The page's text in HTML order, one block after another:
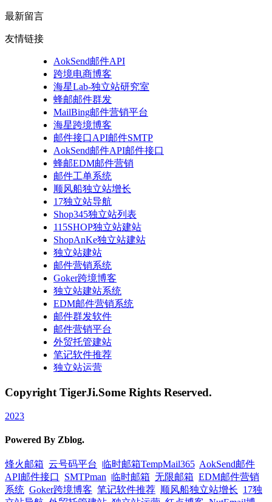
最新留言
友情链接
AokSend邮件API
跨境电商博客
海星Lab-独立站研究室
蜂邮邮件群发
MailBing邮件营销平台
海星跨境博客
邮件接口API邮件SMTP
AokSend邮件API邮件接口
蜂邮EDM邮件营销
邮件工单系统
顺风船独立站增长
17独立站导航
Shop345独立站列表
115SHOP独立站建站
ShopAnKe独立站建站
独立站建站
邮件营销系统
Goker跨境博客
独立站建站系统
EDM邮件营销系统
邮件群发软件
邮件营销平台
外贸托管建站
笔记软件推荐
独立站运营
Copyright TigerJi.Some Rights Reserved.
2023
Powered By Zblog.
烽火邮箱 云号码平台 临时邮箱TempMail365 AokSend邮件
API邮件接口
SMTPman 临时邮箱 无限邮箱 EDM邮件营销
系统 Goker跨境博客 笔记软件推荐 顺风船独立站增长 17独